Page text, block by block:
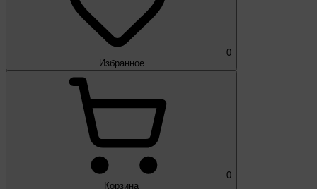
0
Избранное
0
Корзина